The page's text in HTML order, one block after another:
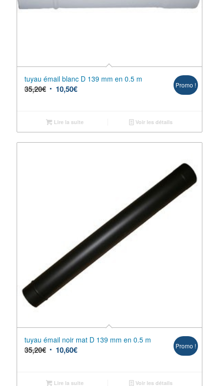
tuyau émail blanc D 139 mm en 0.5 m
35,20€ 10,50€ Promo !
Lire la suite Voir les détails
tuyau émail noir mat D 139 mm en 0.5 m
35,20€ 10,60€ Promo !
Lire la suite Voir les détails